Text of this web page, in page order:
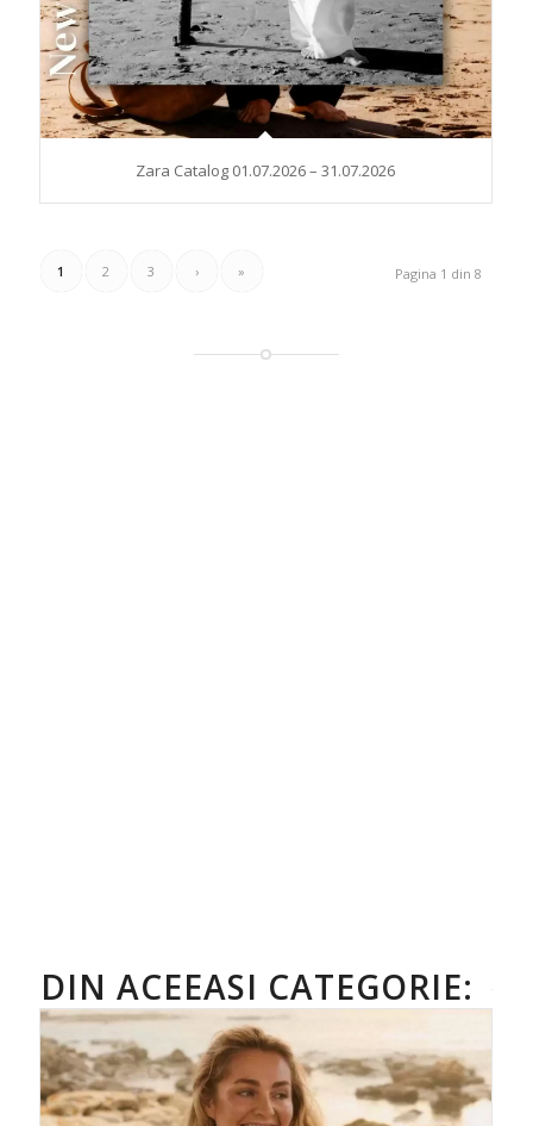
Zara Catalog 01.07.2026 – 31.07.2026
Pagina 1 din 8
1 2 3 › »
DIN ACEEASI CATEGORIE: